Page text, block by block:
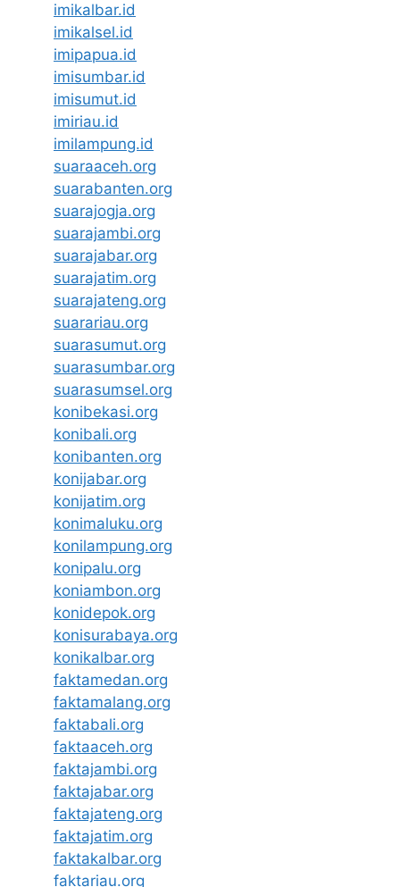
imikalbar.id
imikalsel.id
imipapua.id
imisumbar.id
imisumut.id
imiriau.id
imilampung.id
suaraaceh.org
suarabanten.org
suarajogja.org
suarajambi.org
suarajabar.org
suarajatim.org
suarajateng.org
suarariau.org
suarasumut.org
suarasumbar.org
suarasumsel.org
konibekasi.org
konibali.org
konibanten.org
konijabar.org
konijatim.org
konimaluku.org
konilampung.org
konipalu.org
koniambon.org
konidepok.org
konisurabaya.org
konikalbar.org
faktamedan.org
faktamalang.org
faktabali.org
faktaaceh.org
faktajambi.org
faktajabar.org
faktajateng.org
faktajatim.org
faktakalbar.org
faktariau.org